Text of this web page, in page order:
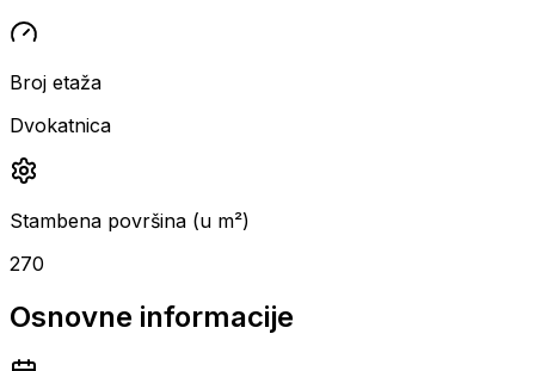
Broj etaža
Dvokatnica
Stambena površina (u m²)
270
Osnovne informacije